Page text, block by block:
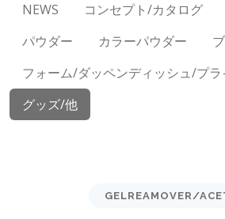
NEWS コンセプト/カタログ
パウダー
カラーパウダー
フォーム/ダッペンディッシュ/プ
グッズ/他
GELREAMOVER/